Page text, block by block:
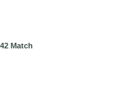
Match